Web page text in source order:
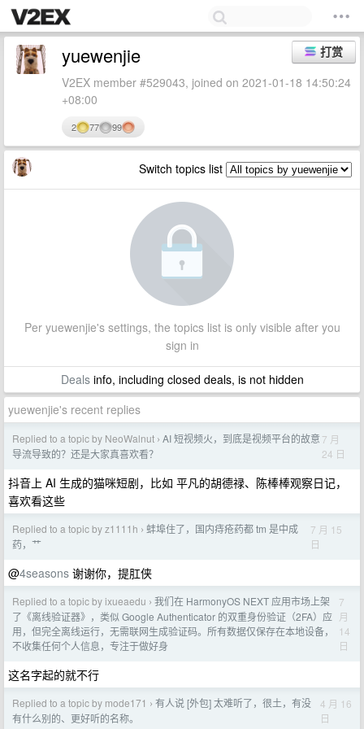
打赏
yuewenjie
V2EX member #529043, joined on 2021-01-18 14:50:24
+08:00
2 77 99
Switch topics list
Per yuewenjie's settings, the topics list is only visible after you
sign in
Dealsinfo, including closed deals, is not hidden
yuewenjie's recent replies
Replied to a topic by NeoWalnut › AI 短视频火，到底是视频平台的故意
导流导致的？还是大家真喜欢看？
7 月
24 日
抖音上 AI 生成的猫咪短剧，比如 平凡的胡德禄、陈棒棒观察日记，
喜欢看这些
Replied to a topic by z1111h › 蚌埠住了，国内痔疮药都 tm 是中成
药，艹
7 月 15
日
@4seasons 谢谢你，提肛侠
Replied to a topic by ixueaedu › 我们在 HarmonyOS NEXT 应用市场上架
了《离线验证器》，类似 Google Authenticator 的双重身份验证（2FA）应
用，但完全离线运行，无需联网生成验证码。所有数据仅保存在本地设备，
不收集任何个人信息，专注于做好身
7
月
14
日
这名字起的就不行
Replied to a topic by mode171 › 有人说 [外包] 太难听了，很土，有没
有什么别的、更好听的名称。
4 月 16
日